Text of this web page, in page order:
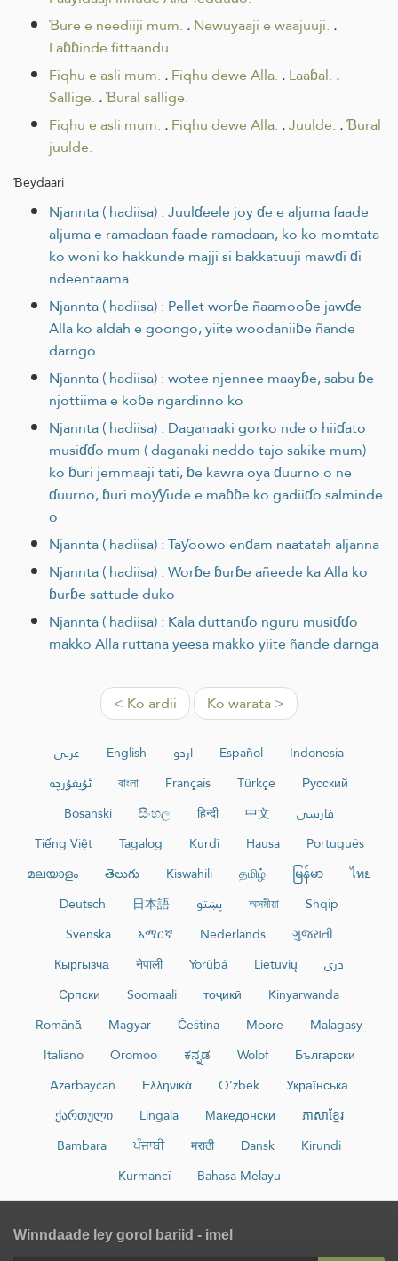
Ɓure e neediiji mum. .Newuyaaji e waajuuji. .
Laɓɓinde fittaandu.
Fiqhu e asli mum. .Fiqhu dewe Alla. .Laaɓal. .
Sallige. .Ɓural sallige.
Fiqhu e asli mum. .Fiqhu dewe Alla. .Juulde. .Ɓural
juulde.
Ɓeydaari
Njannta ( hadiisa) : Juulɗeele joy ɗe e aljuma faade
aljuma e ramadaan faade ramadaan, ko ko momtata
ko woni ko hakkunde majji si bakkatuuji mawɗi ɗi
ndeentaama
Njannta ( hadiisa) : Pellet worɓe ñaamooɓe jawɗe
Alla ko aldah e goongo, yiite woodaniiɓe ñande
darngo
Njannta ( hadiisa) : wotee njennee maayɓe, sabu ɓe
njottiima e koɓe ngardinno ko
Njannta ( hadiisa) : Daganaaki gorko nde o hiiɗato
musiɗɗo mum ( daganaki neddo tajo sakike mum)
ko ɓuri jemmaaji tati, ɓe kawra oya ɗuurno o ne
ɗuurno, ɓuri moƴƴude e maɓɓe ko gadiiɗo salminde
o
Njannta ( hadiisa) : Taƴoowo enɗam naatatah aljanna
Njannta ( hadiisa) : Worɓe ɓurɓe añeede ka Alla ko
ɓurɓe sattude duko
Njannta ( hadiisa) : Kala duttanɗo nguru musiɗɗo
makko Alla ruttana yeesa makko yiite ñande darnga
< Ko ardii Ko warata >
عربي English اردو Español
Indonesia
ئۇيغۇرچە
বাংলা Français Türkçe
Русский
Bosanski
සිංහල हिन्दी 中文
فارسی
Tiếng Việt
Tagalog Kurdî Hausa
Português
മലയാളം
తెలుగు Kiswahili தமிழ் မြန်မာ
ไทย
Deutsch
日本語 پښتو অসমীয়া
Shqip
Svenska
አማርኛ Nederlands
ગુજરાતી
Кыргызча
नेपाली Yorùbá Lietuvių
دری
Српски
Soomaali тоҷикӣ
Kinyarwanda
Română
Magyar Čeština Moore
Malagasy
Italiano
Oromoo ಕನ್ನಡ Wolof
Български
Azərbaycan
Ελληνικά O‘zbek
Українська
ქართული
Lingala Македонски
ភាសាខ្មែរ
Bambara
ਪੰਜਾਬੀ मराठी Dansk
Kirundi
Kurmancî
Bahasa Melayu
Winndaade ley gorol bariid - imel